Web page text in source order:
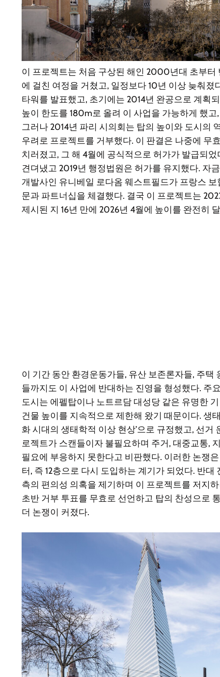
이 프로젝트는 처음 구상된 해인 2000년대 초부터
에 걸친 여정을 거쳤고, 일정보다 10년 이상 늦춰
타워를 발표했고, 초기에는 2014년 완공으로 계획
높이 한도를 180m로 올려 이 사업을 가능하게 했
그러나 2014년 파리 시의회는 탑의 높이와 도시의
우려로 프로젝트를 거부했다. 이 판결은 나중에 무
치러졌고, 그 해 4월에 공식적으로 허가가 발급되
견뎌냈고 2019년 행정법원은 허가를 유지했다. 자
개발사인 유니베일 로다옴 웨스트필드가 프랑스
문과 파트너십을 체결했다. 결국 이 프로젝트는
제시된 지 16년 만에 2026년 4월에 높이를 완전히
이 기간 동안 환경운동가들, 유산 보존론자들, 주택
들까지도 이 사업에 반대하는 진영을 형성했다. 주
도시는 에펠탑이나 노트르담 대성당 같은 유명한
건물 높이를 지속적으로 제한해 왔기 때문이다. 생
화 시대의 생태학적 이상 현상’으로 규정했고, 선거
로젝트가 스캔들이자 불필요하며 주거, 대중교통,
필요에 부응하지 못한다고 비판했다. 이러한 논쟁
터, 즉 12층으로 다시 도입하는 계기가 되었다. 반
측의 편의성 의혹을 제기하며 이 프로젝트를 저지
초반 거부 투표를 무효로 선언하고 탑의 찬성으로
더 논쟁이 커졌다.